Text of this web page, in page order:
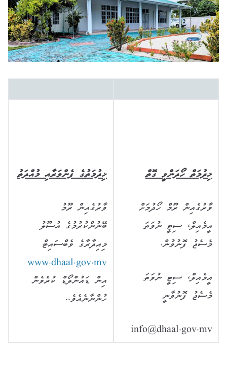
ޚިދުމަތުގެ ފެންވަރާއި މުއްދަތު
ވާރުގެއިން ރޫމު
ބޭނުންކުރުމުގެ އުސޫލު
މިއިދާރާގެ ވެބްސައިޓް
www.dhaal.gov.mv
އިން ޑައުންލޯޑް ކުރެވެން
ހުންނާނެއެވެ..
ޚިދުމަތް ހޯދަންވީ ގޮތް
ވާރުގެއިން ރޫމް ހޯދުމަށް
އީމެއިލް، ސިޓީ ނުވަތަ
މެސެޖު ފޮނުވުން.
އީމެއިލް، ސިޓީ ނުވަތަ
މެސެޖު ފޮނުވާނީ
info@dhaal.gov.mv